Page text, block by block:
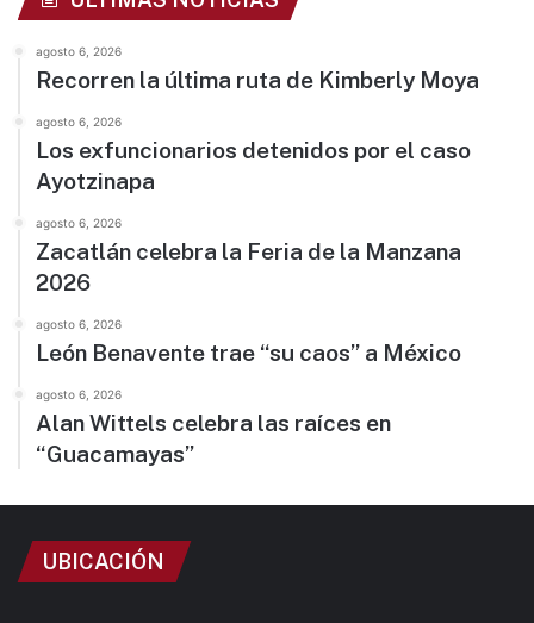
agosto 6, 2026
Recorren la última ruta de Kimberly Moya
agosto 6, 2026
Los exfuncionarios detenidos por el caso
Ayotzinapa
agosto 6, 2026
Zacatlán celebra la Feria de la Manzana
2026
agosto 6, 2026
León Benavente trae “su caos” a México
agosto 6, 2026
Alan Wittels celebra las raíces en
“Guacamayas”
UBICACIÓN